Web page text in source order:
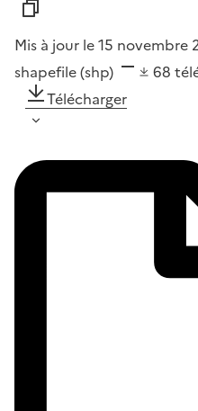
Mis à jour le 15 novembre
shapefile (shp)
68
Télécharger